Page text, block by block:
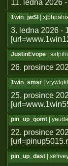
11. ledna 2026
1win_jwSl |
3. ledna 2026 -
JustinEvope |
26. prosince
1win_smsr |
25. prosince
pin_up_qomt |
22. prosince
pin_up_dast |